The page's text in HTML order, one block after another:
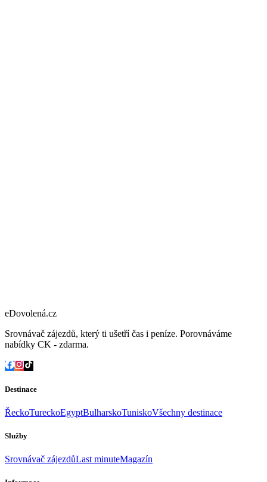
eDovolená.cz
Srovnávač zájezdů, který ti ušetří čas i peníze. Porovnáváme
nabídky CK - zdarma.
Destinace
ŘeckoTureckoEgyptBulharskoTuniskoVšechny destinace
Služby
Srovnávač zájezdůLast minuteMagazín